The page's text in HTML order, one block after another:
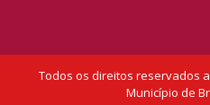
Todos os direitos reservados
Município de